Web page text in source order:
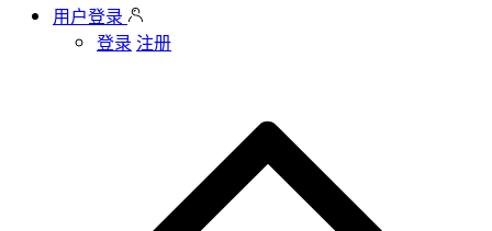
用户登录
登录 注册